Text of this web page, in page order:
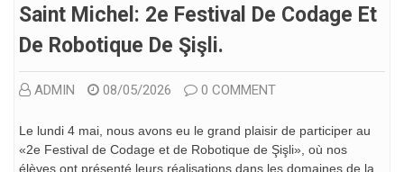
Saint Michel: 2e Festival De Codage Et
De Robotique De Şişli.
ADMIN 08/05/2026 0 COMMENT
Le lundi 4 mai, nous avons eu le grand plaisir de participer au
«2e Festival de Codage et de Robotique de Şişli», où nos
élèves ont présenté leurs réalisations dans les domaines de la